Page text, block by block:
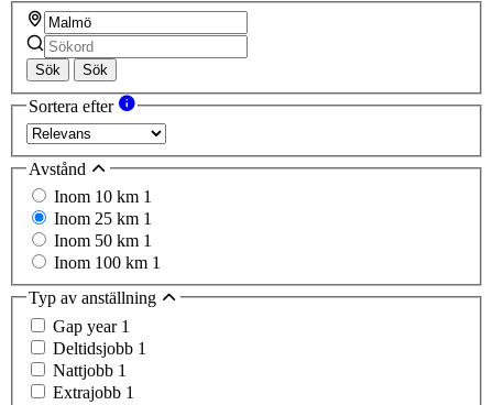
Sök Sök
Sortera efter
Avstånd
Inom 10 km 1
Inom 25 km 1
Inom 50 km 1
Inom 100 km 1
Typ av anställning
Gap year 1
Deltidsjobb 1
Nattjobb 1
Extrajobb 1